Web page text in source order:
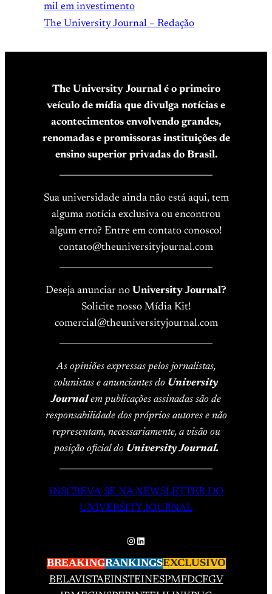
mil em investimento
The University Journal – Redação
The University Journal é o primeiro
veículo de mídia que divulga notícias e
acontecimentos envolvendo grandes,
renomadas e promissoras instituições de
ensino superior privadas do Brasil.
Sua universidade ainda não está aqui, tem
alguma notícia exclusiva ou encontrou
algum erro? Entre em contato conosco!
contato@theuniversityjournal.com
Deseja anunciar no University Journal?
Solicite nosso Mídia Kit!
comercial@theuniversityjournal.com
As opiniões expressas pelos jornalistas,
colunistas e anunciantes do University
Journalem publicações assinadas são de
responsabilidade dos próprios autores e não
representam, necessariamente, a visão ou
posição oficial do University Journal.
INSCREVA-SE NA NEWSLETTER DO
UNIVERSITY JOURNAL
Instagram
LinkedIn
BREAKINGRANKINGSEXCLUSIVO
BELAVISTAEINSTEINESPMFDCFGV